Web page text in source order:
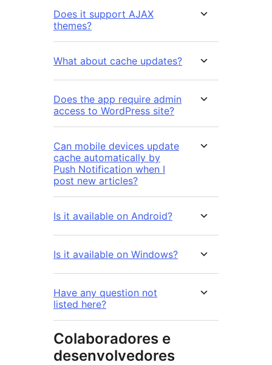
Does it support AJAX
themes?
What about cache updates?
Does the app require admin
access to WordPress site?
Can mobile devices update
cache automatically by
Push Notification when I
post new articles?
Is it available on Android?
Is it available on Windows?
Have any question not
listed here?
Colaboradores e
desenvolvedores